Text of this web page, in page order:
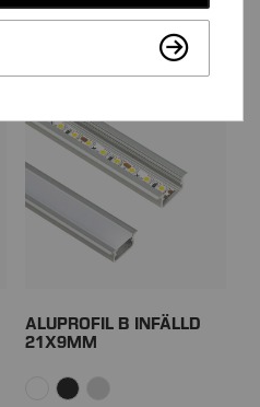
ALUPROFIL B INFÄLLD
21X9MM